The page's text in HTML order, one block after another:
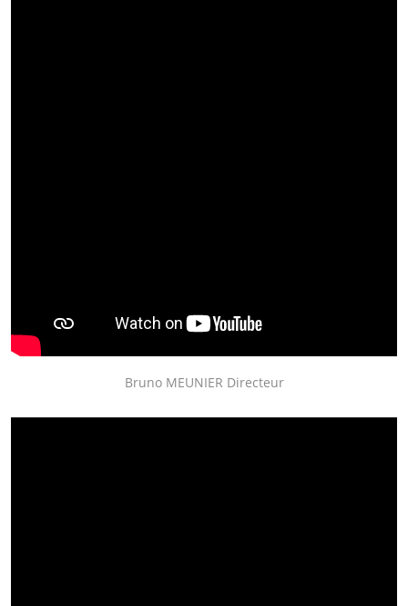
Bruno MEUNIER Directeur